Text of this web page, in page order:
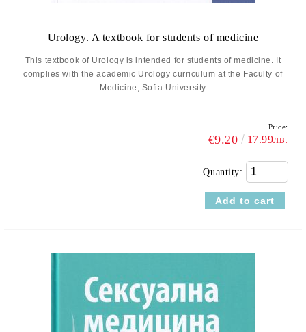
Urology. A textbook for students of medicine
This textbook of Urology is intended for students of medicine. It
complies with the academic Urology curriculum at the Faculty of
Medicine, Sofia University
Price:
€9.20 17.99лв.
Quantity: